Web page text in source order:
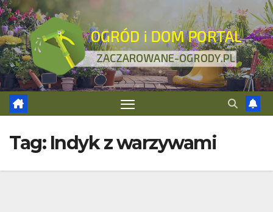
Skip
to
content
Tag: Indyk z warzywami